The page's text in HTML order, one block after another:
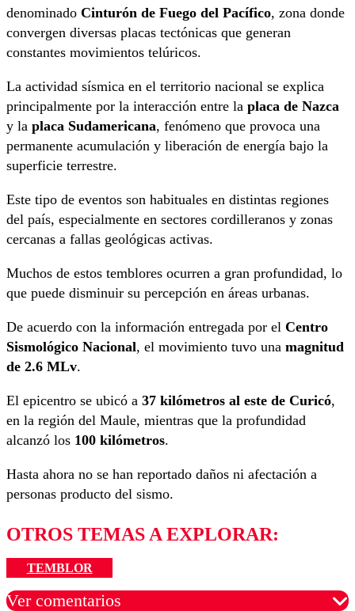
denominado Cinturón de Fuego del Pacífico, zona donde
convergen diversas placas tectónicas que generan
constantes movimientos telúricos.
La actividad sísmica en el territorio nacional se explica
principalmente por la interacción entre la placa de Nazca
y la placa Sudamericana, fenómeno que provoca una
permanente acumulación y liberación de energía bajo la
superficie terrestre.
Este tipo de eventos son habituales en distintas regiones
del país, especialmente en sectores cordilleranos y zonas
cercanas a fallas geológicas activas.
Muchos de estos temblores ocurren a gran profundidad, lo
que puede disminuir su percepción en áreas urbanas.
De acuerdo con la información entregada por el Centro
Sismológico Nacional, el movimiento tuvo una magnitud
de 2.6 MLv.
El epicentro se ubicó a 37 kilómetros al este de Curicó,
en la región del Maule, mientras que la profundidad
alcanzó los 100 kilómetros.
Hasta ahora no se han reportado daños ni afectación a
personas producto del sismo.
OTROS TEMAS A EXPLORAR:
TEMBLOR
Ver comentarios